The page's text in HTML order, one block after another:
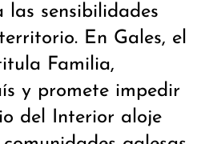
sensibilidades
En Gales, el
Familia,
y promete impedir
del Interior aloje